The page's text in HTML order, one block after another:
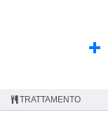
TRATTAMENTO